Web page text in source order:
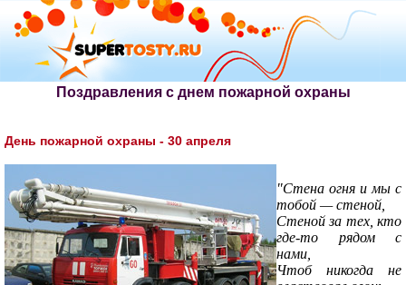
Поздравления с днем пожарной охраны
День пожарной охраны - 30 апреля
"Стена огня и мы с
тобой — стеной,
Стеной за тех, кто
где-то рядом с
нами,
Чтоб никогда не